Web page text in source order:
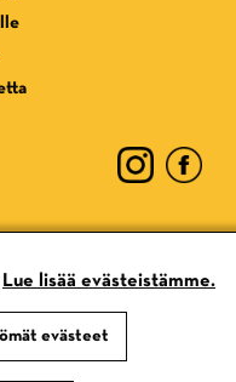
Tietosuojaseloste Evästekäytännöt
Lue lisää evästeistämme.
evästeet